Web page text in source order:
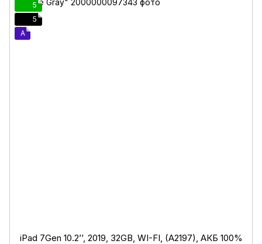
5
5
A
iPad 7Gen 10.2’’, 2019, 32GB, WI-FI, (A2197), АКБ 100%